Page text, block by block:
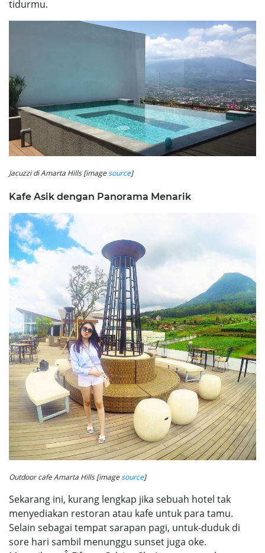
tidurmu.
Jacuzzi di Amarta Hills [imagesource]
Kafe Asik dengan Panorama Menarik
Outdoor cafe Amarta Hills [imagesource]
Sekarang ini, kurang lengkap jika sebuah hotel tak
menyediakan restoran atau kafe untuk para tamu.
Selain sebagai tempat sarapan pagi, untuk-duduk di
sore hari sambil menunggu sunset juga oke.